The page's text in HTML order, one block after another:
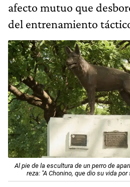
afecto mutuo que
del entrenamiento
Al pie de la escultura de un perro de
reza: "A Chonino, que dio su vida